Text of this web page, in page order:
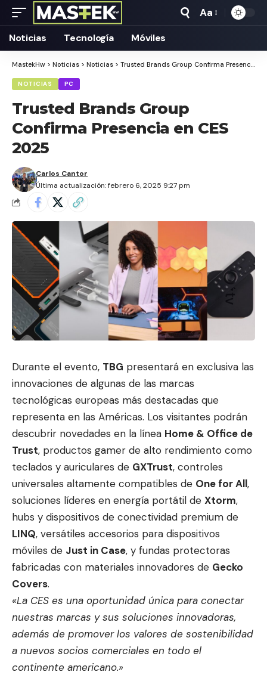
Tamaño
Aa
Noticias Tecnología Móviles
MastekHw > Noticias > Noticias > Trusted Brands Group Confirma Presencia en CES 2025
NOTICIAS PC
Trusted Brands Group
Confirma Presencia en CES
2025
Última actualización: febrero 6, 2025 9:27 pm
Carlos Cantor
Durante el evento, TBG presentará en exclusiva las
innovaciones de algunas de las marcas
tecnológicas europeas más destacadas que
representa en las Américas. Los visitantes podrán
descubrir novedades en la línea Home & Office de
Trust, productos gamer de alto rendimiento como
teclados y auriculares de GXTrust, controles
universales altamente compatibles de One for All,
soluciones líderes en energía portátil de Xtorm,
hubs y dispositivos de conectividad premium de
LINQ, versátiles accesorios para dispositivos
móviles de Just in Case, y fundas protectoras
fabricadas con materiales innovadores de Gecko
Covers.
«La CES es una oportunidad única para conectar
nuestras marcas y sus soluciones innovadoras,
además de promover los valores de sostenibilidad
a nuevos socios comerciales en todo el
continente americano.»